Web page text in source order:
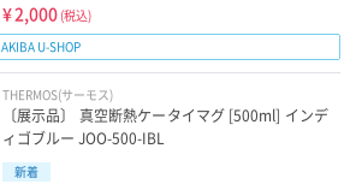
¥2,000 (税込)
AKIBA U-SHOP
THERMOS(サーモス)
〔展示品〕 真空断熱ケータイマグ [500ml] インデ
ィゴブルー JOO-500-IBL
新着